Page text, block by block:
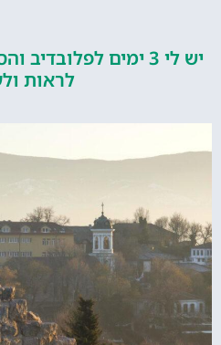
יש לי 3 ימים
לראות